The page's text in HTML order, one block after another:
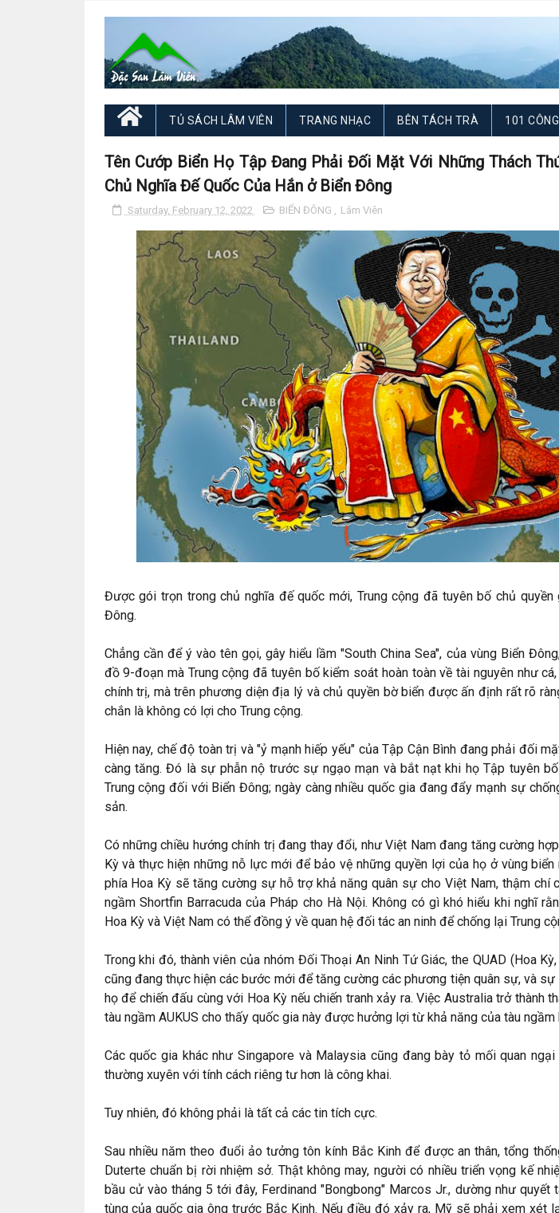
TỦ SÁCH LÂM VIÊN TRANG NHẠC BÊN TÁCH TRÀ 101
Tên Cướp Biển Họ Tập Đang Phải Đối Mặt Với Những Thách
Chủ Nghĩa Đế Quốc Của Hắn ở Biển Đông
Saturday, February 12, 2022 BIỂN ĐÔNG , Lâm Viên
Được gói trọn trong chủ nghĩa đế quốc mới, Trung cộng đã tuyên bố chủ quyền
Đông.
Chẳng cần để ý vào tên gọi, gây hiểu lầm "South China Sea", của vùng Biển
đồ 9-đoạn mà Trung cộng đã tuyên bố kiểm soát hoàn toàn về tài nguyên như
chính trị, mà trên phương diện địa lý và chủ quyền bờ biển được ấn định rất rõ
chắn là không có lợi cho Trung cộng.
Hiện nay, chế độ toàn trị và "ỷ mạnh hiếp yếu" của Tập Cận Bình đang phải đối
càng tăng. Đó là sự phẫn nộ trước sự ngạo mạn và bắt nạt khi họ Tập tuyên
Trung cộng đối với Biển Đông; ngày càng nhiều quốc gia đang đẩy mạnh sự
sản.
Có những chiều hướng chính trị đang thay đổi, như Việt Nam đang tăng cường
Kỳ và thực hiện những nỗ lực mới để bảo vệ những quyền lợi của họ ở vùng
phía Hoa Kỳ sẽ tăng cường sự hỗ trợ khả năng quân sự cho Việt Nam, thậm chí
ngầm Shortfin Barracuda của Pháp cho Hà Nội. Không có gì khó hiểu khi nghĩ
Hoa Kỳ và Việt Nam có thể đồng ý về quan hệ đối tác an ninh để chống lại Trung
Trong khi đó, thành viên của nhóm Đối Thoại An Ninh Tứ Giác, the QUAD (Hoa
cũng đang thực hiện các bước mới để tăng cường các phương tiện quân sự, và
họ để chiến đấu cùng với Hoa Kỳ nếu chiến tranh xảy ra. Việc Australia trở thành
tàu ngầm AUKUS cho thấy quốc gia này được hưởng lợi từ khả năng của tàu ngầm
Các quốc gia khác như Singapore và Malaysia cũng đang bày tỏ mối quan
thường xuyên với tính cách riêng tư hơn là công khai.
Tuy nhiên, đó không phải là tất cả các tin tích cực.
Sau nhiều năm theo đuổi ảo tưởng tôn kính Bắc Kinh để được an thân, tổng
Duterte chuẩn bị rời nhiệm sở. Thật không may, người có nhiều triển vọng kế
bầu cử vào tháng 5 tới đây, Ferdinand "Bongbong" Marcos Jr., dường như quyết
tùng của quốc gia ông trước Bắc Kinh. Nếu điều đó xảy ra, Mỹ sẽ phải xem xét